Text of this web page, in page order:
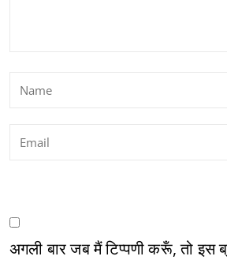
अगली बार जब मैं टिप्पणी करूँ, तो इस